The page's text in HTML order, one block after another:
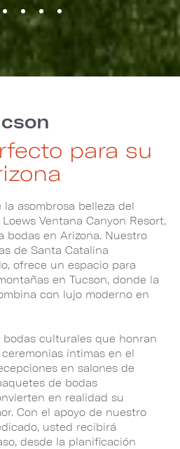
para su
asombrosa belleza del
Ventana Canyon Resort,
bodas en Arizona. Nuestro
de Santa Catalina
ofrece un espacio para
en Tucson, donde la
con lujo moderno en
bodas culturales que honran
íntimas en el
en salones de
de bodas
en realidad su
Con el apoyo de nuestro
usted recibirá
desde la planificación